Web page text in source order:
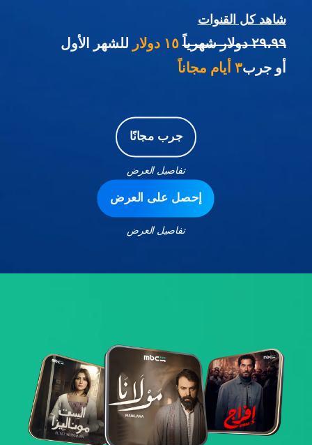
شاهد كل القنوات
٢٩،٩٩ دولار شهرياً ١٥ دولار
للشهر الأول
أو جرب٣ أيام مجاناً
جرب مجانًا
تفاصيل العرض
إحصل على العرض
تفاصيل العرض